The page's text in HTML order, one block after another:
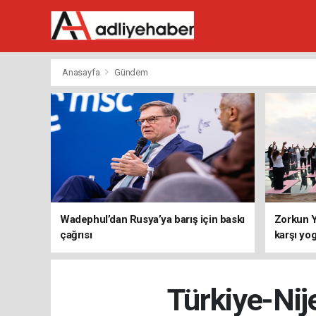
Anasayfa Gündem
Wadephul’dan Rusya’ya barış için baskı
çağrısı
Zorkun
karşı
Türkiye-